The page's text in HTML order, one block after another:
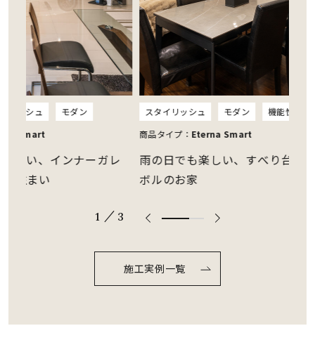
ーガレ
スタイリッシュ モダン
機能性
Eterna Smart
雨の日でも楽しい、すべり台がシン
スタイリ
壁、窓
2 / 3
6666%
comple
施工実例一覧